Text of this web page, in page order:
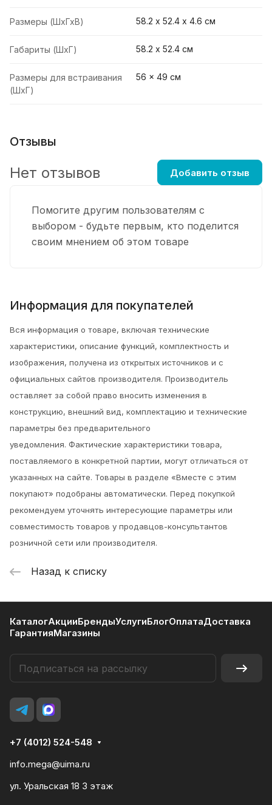
Размеры (ШхГхВ) 58.2 х 52.4 х 4.6 см
Габариты (ШхГ) 58.2 х 52.4 см
Размеры для встраивания
(ШхГ)
56 x 49 см
Отзывы
Помогите другим пользователям с
выбором - будьте первым, кто поделится
своим мнением об этом товаре
Нет отзывов Добавить отзыв
Информация для покупателей
Вся информация о товаре, включая технические
характеристики, описание функций, комплектность и
изображения, получена из открытых источников и с
официальных сайтов производителя. Производитель
оставляет за собой право вносить изменения в
конструкцию, внешний вид, комплектацию и технические
параметры без предварительного
уведомления. Фактические характеристики товара,
поставляемого в конкретной партии, могут отличаться от
указанных на сайте. Товары в разделе «Вместе с этим
покупают» подобраны автоматически. Перед покупкой
рекомендуем уточнять интересующие параметры или
совместимость товаров у продавцов-консультантов
розничной сети или производителя.
Назад к списку
КаталогАкцииБрендыУслугиБлогОплатаДоставка
ГарантияМагазины
+7 (4012) 524-548
info.mega@uima.ru
ул. Уральская 18 3 этаж